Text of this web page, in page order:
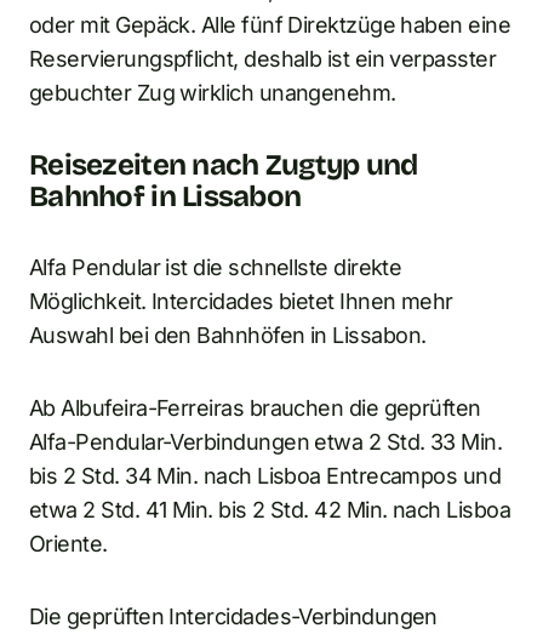
oder mit Gepäck. Alle fünf Direktzüge haben eine
Reservierungspflicht, deshalb ist ein verpasster
gebuchter Zug wirklich unangenehm.
Reisezeiten nach Zugtyp und
Bahnhof in Lissabon
Alfa Pendular ist die schnellste direkte
Möglichkeit. Intercidades bietet Ihnen mehr
Auswahl bei den Bahnhöfen in Lissabon.
Ab Albufeira-Ferreiras brauchen die geprüften
Alfa-Pendular-Verbindungen etwa 2 Std. 33 Min.
bis 2 Std. 34 Min. nach Lisboa Entrecampos und
etwa 2 Std. 41 Min. bis 2 Std. 42 Min. nach Lisboa
Oriente.
Die geprüften Intercidades-Verbindungen